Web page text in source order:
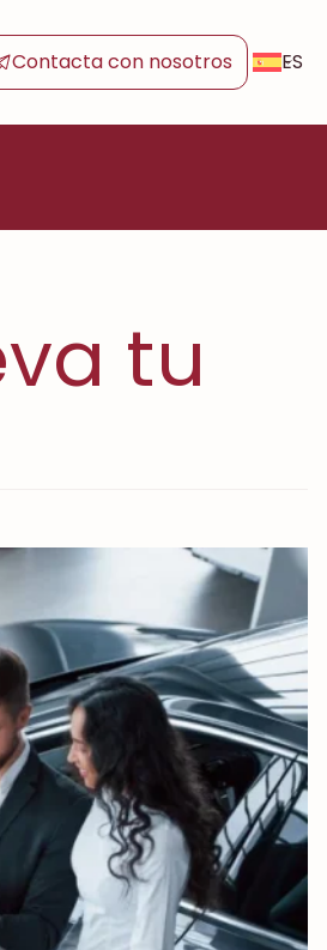
Contacta con nosotros ES
tu